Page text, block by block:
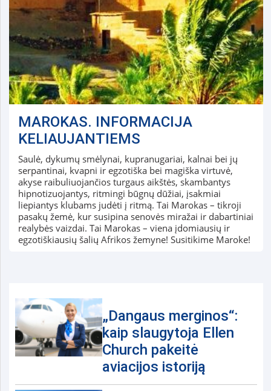
MAROKAS. INFORMACIJA
KELIAUJANTIEMS
Saulė, dykumų smėlynai, kupranugariai, kalnai bei jų
serpantinai, kvapni ir egzotiška bei magiška virtuvė,
akyse raibuliuojančios turgaus aikštės, skambantys
hipnotizuojantys, ritmingi būgnų dūžiai, įsakmiai
liepiantys klubams judėti į ritmą. Tai Marokas – tikroji
pasakų žemė, kur susipina senovės miražai ir dabartiniai
realybės vaizdai. Tai Marokas – viena įdomiausių ir
egzotiškiausių šalių Afrikos žemyne! Susitikime Maroke!
„Dangaus merginos“:
kaip slaugytoja Ellen
Church pakeitė
aviacijos istoriją